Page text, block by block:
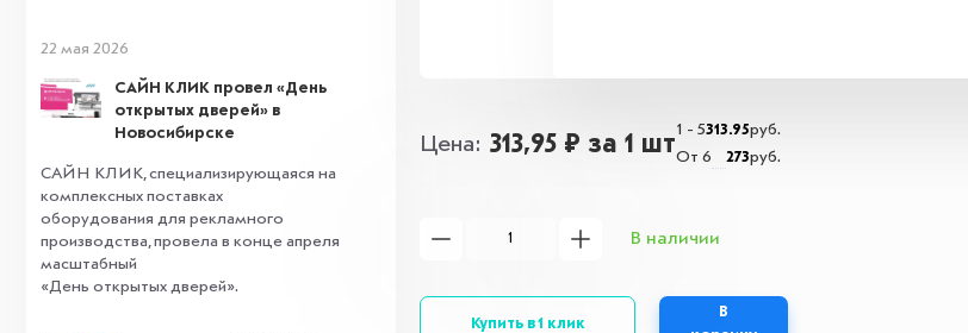
22 мая 2026
САЙН КЛИК провел «День
открытых дверей» в
Новосибирске
САЙН КЛИК, специализирующаяся на
комплексных поставках
оборудования для рекламного
производства, провела в конце апреля
масштабный
«День открытых дверей».
Цена 313,95 ₽ за 1 шт
1 - 5313.95руб.
От 6
273руб.
В наличии
Купить в 1 клик
В